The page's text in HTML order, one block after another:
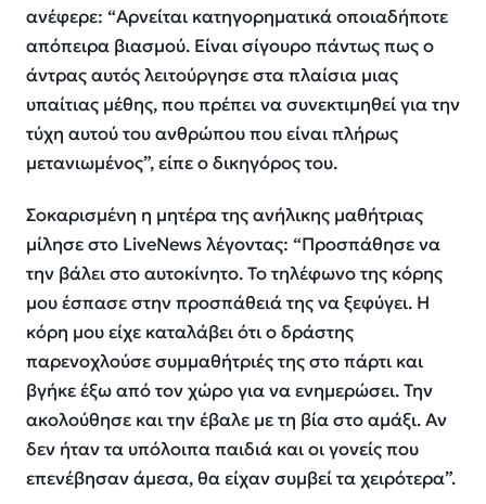
ανέφερε: “Αρνείται κατηγορηματικά οποιαδήποτε
απόπειρα βιασμού. Είναι σίγουρο πάντως πως ο
άντρας αυτός λειτούργησε στα πλαίσια μιας
υπαίτιας μέθης, που πρέπει να συνεκτιμηθεί για την
τύχη αυτού του ανθρώπου που είναι πλήρως
μετανιωμένος”, είπε ο δικηγόρος του.
Σοκαρισμένη η μητέρα της ανήλικης μαθήτριας
μίλησε στο LiveNews λέγοντας: “Προσπάθησε να
την βάλει στο αυτοκίνητο. Το τηλέφωνο της κόρης
μου έσπασε στην προσπάθειά της να ξεφύγει. Η
κόρη μου είχε καταλάβει ότι ο δράστης
παρενοχλούσε συμμαθήτριές της στο πάρτι και
βγήκε έξω από τον χώρο για να ενημερώσει. Την
ακολούθησε και την έβαλε με τη βία στο αμάξι. Αν
δεν ήταν τα υπόλοιπα παιδιά και οι γονείς που
επενέβησαν άμεσα, θα είχαν συμβεί τα χειρότερα”.